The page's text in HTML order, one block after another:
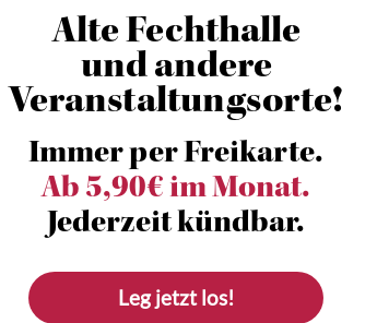
Alte Fechthalle
und andere
Veranstaltungsorte!
Immer per Freikarte.
Ab 5,90€ im Monat.
Jederzeit kündbar.
Leg jetzt los!